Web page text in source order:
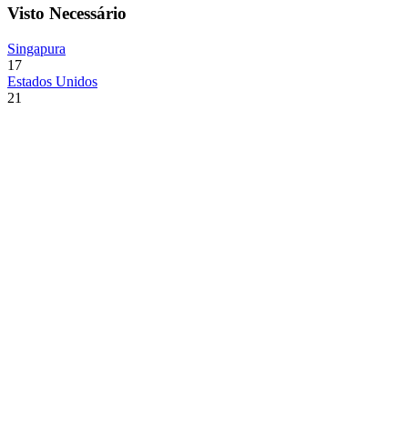
Visto Necessário
Singapura
17
Estados Unidos
21